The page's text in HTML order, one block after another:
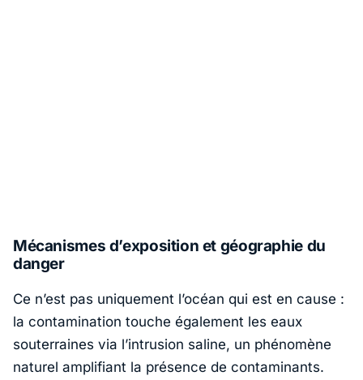
Mécanismes d’exposition et géographie du
danger
Ce n’est pas uniquement l’océan qui est en cause :
la contamination touche également les eaux
souterraines via l’intrusion saline, un phénomène
naturel amplifiant la présence de contaminants.